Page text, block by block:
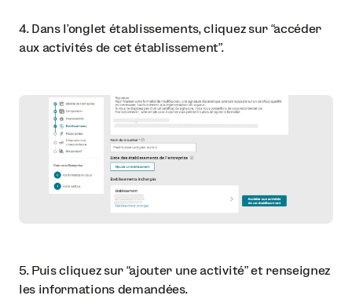
4. Dans l’onglet établissements, cliquez sur “accéder
aux activités de cet établissement”.
5. Puis cliquez sur “ajouter une activité” et renseignez
les informations demandées.